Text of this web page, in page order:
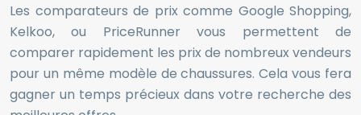
Les comparateurs de prix comme Google Shopping,
Kelkoo, ou PriceRunner vous permettent de
comparer rapidement les prix de nombreux vendeurs
pour un même modèle de chaussures. Cela vous fera
gagner un temps précieux dans votre recherche des